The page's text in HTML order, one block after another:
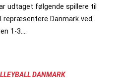
udtaget følgende spillere til
repræsentere Danmark ved
1-3.…
DANMARK